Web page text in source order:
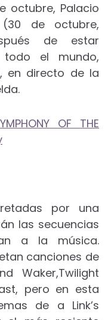
octubre, Palacio
(30 de octubre,
de estar
el mundo,
en directo de la
por una
las secuencias
a la música.
canciones de
Waker,Twilight
pero en esta
de a Link’s